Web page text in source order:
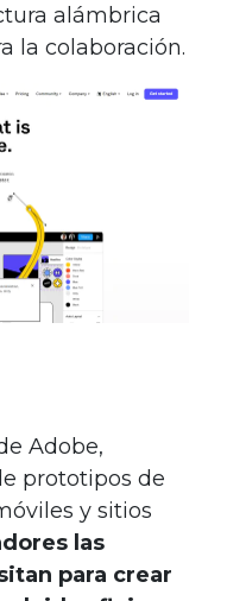
alámbrica
la colaboración.
Adobe,
prototipos de
y sitios
las
para crear